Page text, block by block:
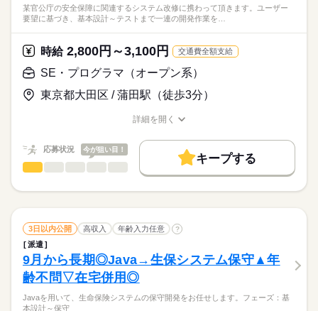
働き方・環境
在宅ワーク
大手企業 ブランクOK
服装自由
禁煙・分煙
駅5分以内 派遣活躍中
英語不要
プログラム
当あり、交通費全額支給！
働く人の待遇向上
20代活躍
30代活躍 50代活躍 60代歓迎
就業時間・曜日
残20未満
Wワーク可 土日祝休 家庭都合休可
働き方・環境
大手企業
ブランクOK 服装自由 禁煙・分煙
続きを読む
給与 時給
月収50万円～55万円（※スキル・ご経験見合いです）
期間・時間 長期
9：00～18：00
>詳しい募集要項をすべて見る
応募する
某官公庁の安全保障に関連するシステム改修に携わって頂きます。ユーザー
要望に基づき、基本設計～テストまで一連の開発作業を…
時給2,800円～3,100円 交通費全額支給
SE・プログラマ（オープン系）
東京都大田区 / 蒲田駅（徒歩3分）
多い年齢層 低い
男女の割合 男性 女性
仕事の仕方
職場の様子 しずか
業界 IT・通信関連
SE・プログラマ（オープン系）
をご担当いただきます。
応募資格
C++、SQL開発経験
詳細を開く
応募状況 今が狙い目！
キープする
3日以内公開 高収入 年齢入力任意 ?
派遣
9月から長期◎Java→生保システム保守▲年
齢不問▽在宅併用◎
Javaを用いて、生命保険システムの保守開発をお任せします。フェーズ：基
本設計～保守